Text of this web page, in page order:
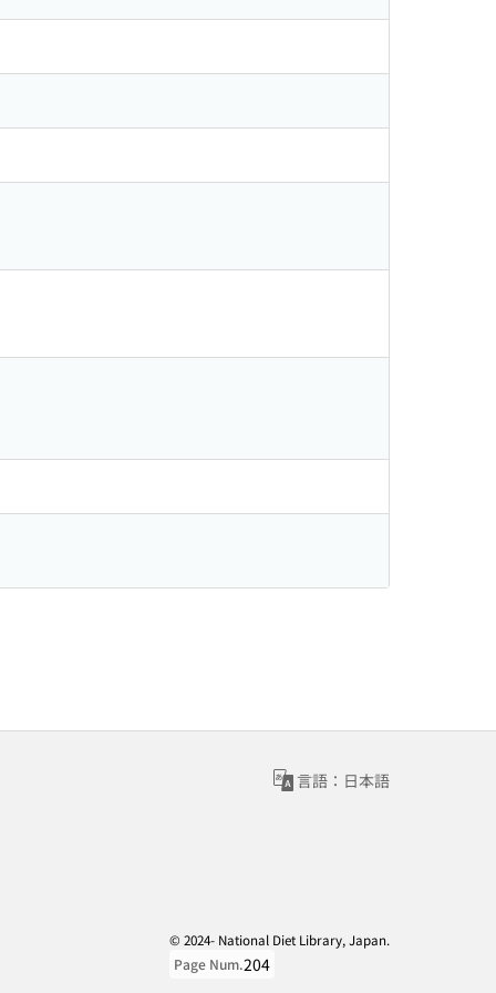
言語：日本語
© 2024- National Diet Library, Japan.
Page Num.204